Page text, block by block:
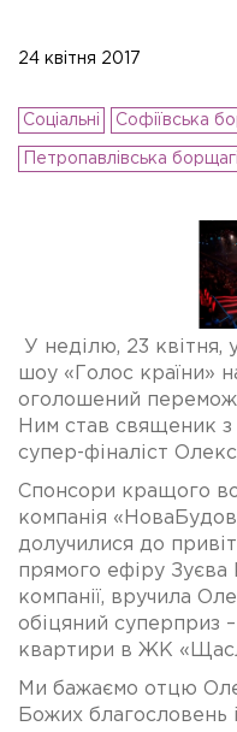
24 квітня 2017
Соціальні Софіївська
Петропавлівська
У неділю, 23 квітня,
шоу «Голос країни»
оголошений
Ним став священик з
супер-фіналіст
Спонсори кращого
компанія
долучилися до
прямого ефіру Зуєва
компанії, вручила
обіцяний суперприз –
квартири в ЖК
Ми бажаємо отцю
Божих благословень